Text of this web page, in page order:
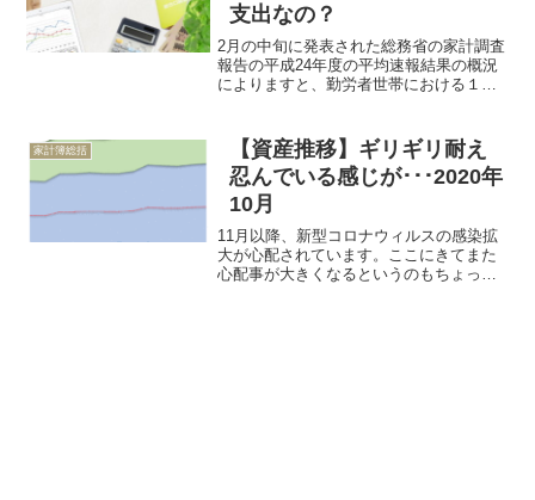
支出なの？
2月の中旬に発表された総務省の家計調査
報告の平成24年度の平均速報結果の概況
によりますと、勤労者世帯における１ヶ
家計簿総括
【資産推移】ギリギリ耐え
忍んでいる感じが･･･2020年
10月
11月以降、新型コロナウィルスの感染拡
大が心配されています。ここにきてまた
心配事が大きくなるというのもちょっと